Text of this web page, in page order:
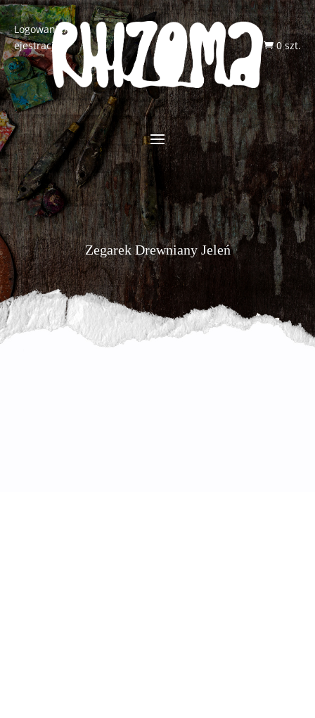
Logowanie/R
ejestracja
 0 szt.
Zegarek Drewniany Jeleń